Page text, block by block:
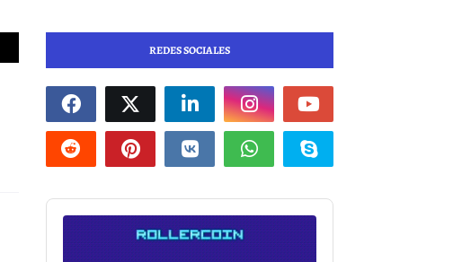
REDES SOCIALES